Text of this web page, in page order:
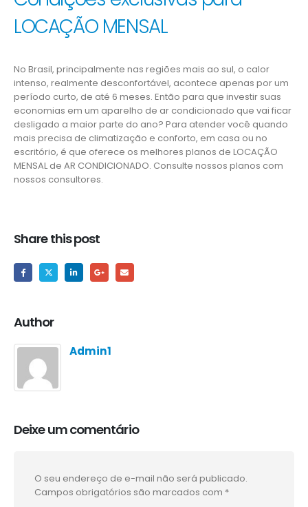
LOCAÇÃO MENSAL
No Brasil, principalmente nas regiões mais ao sul, o calor
intenso, realmente desconfortável, acontece apenas por um
período curto, de até 6 meses. Então para que investir suas
economias em um aparelho de ar condicionado que vai ficar
desligado a maior parte do ano? Para atender você quando
mais precisa de climatização e conforto, em casa ou no
escritório, é que oferece os melhores planos de LOCAÇÃO
MENSAL de AR CONDICIONADO. Consulte nossos planos com
nossos consultores.
Share this post
Author
Admin1
Deixe um comentário
O seu endereço de e-mail não será publicado.
Campos obrigatórios são marcados com *